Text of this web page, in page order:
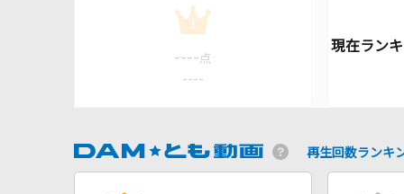
1
---- 点
----
再生回数ランキ